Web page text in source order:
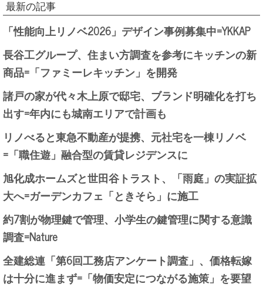
最新の記事
「性能向上リノベ2026」デザイン事例募集中=YKKAP
長谷工グループ、住まい方調査を参考にキッチンの新
商品=「ファミーレキッチン」を開発
諸戸の家が代々木上原で邸宅、ブランド明確化を打ち
出す=年内にも城南エリアで計画も
リノべると東急不動産が提携、元社宅を一棟リノベ
=「職住遊」融合型の賃貸レジデンスに
旭化成ホームズと世田谷トラスト、「雨庭」の実証拡
大へ=ガーデンカフェ「ときそら」に施工
約7割が物理鍵で管理、小学生の鍵管理に関する意識
調査=Nature
全建総連「第6回工務店アンケート調査」、価格転嫁
は十分に進まず=「物価安定につながる施策」を要望